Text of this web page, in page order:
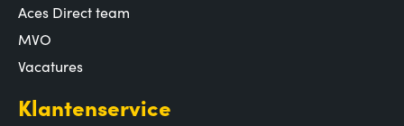
Aces Direct team
MVO
Vacatures
Klantenservice